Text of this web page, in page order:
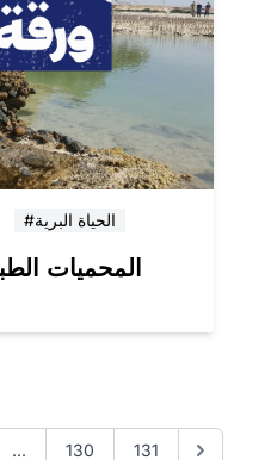
#الحياة البرية
المحميات
... 130 131